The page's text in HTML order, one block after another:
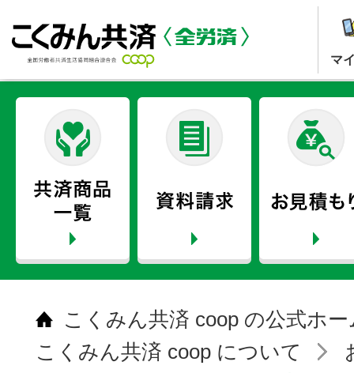
マ
こくみん共済 coop の公式ホ
こくみん共済 coop について